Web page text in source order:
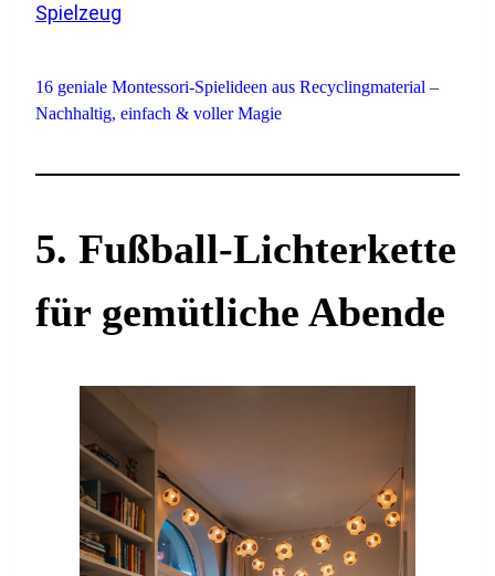
16 geniale Montessori-Spielideen aus Recyclingmaterial –
Nachhaltig, einfach & voller Magie
5. Fußball-Lichterkette
für gemütliche Abende